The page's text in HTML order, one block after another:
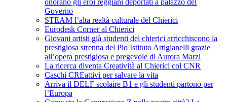
onorano gli eroi reggiani deportati a palazzo del
Governo
STEAM l’alta realtà culturale del Chierici
Eurodesk Corner al Chierici
Giovani artisti già studenti del chierici arricchiscono la
prestigiosa strenna del Pio Istituto Artigianelli grazie
all’opera prestigiosa e pregevole di Aurora Marzi
La ricerca diventa Creatività al Chierici col CNR
Caschi CREattivi per salvare la vita
Arriva il DELF scolaire B1 e gli studenti partono per
l’Europa